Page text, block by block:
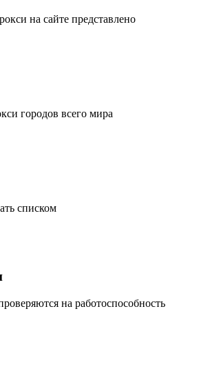
на сайте представлено
городов всего мира
списком
на работоспособность